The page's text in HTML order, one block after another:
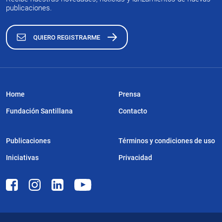
publicaciones.
QUIERO REGISTRARME
Home
Fundación Santillana
Publicaciones
Iniciativas
Prensa
Contacto
Términos y condiciones de uso
Privacidad